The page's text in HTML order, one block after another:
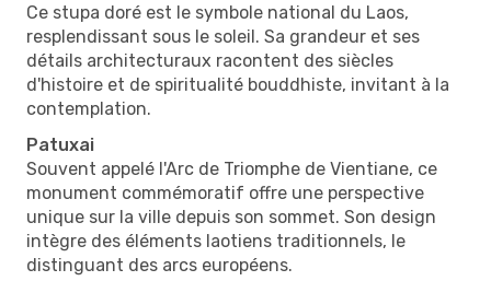
Ce stupa doré est le symbole national du Laos,
resplendissant sous le soleil. Sa grandeur et ses
détails architecturaux racontent des siècles
d'histoire et de spiritualité bouddhiste, invitant à la
contemplation.
Patuxai
Souvent appelé l'Arc de Triomphe de Vientiane, ce
monument commémoratif offre une perspective
unique sur la ville depuis son sommet. Son design
intègre des éléments laotiens traditionnels, le
distinguant des arcs européens.